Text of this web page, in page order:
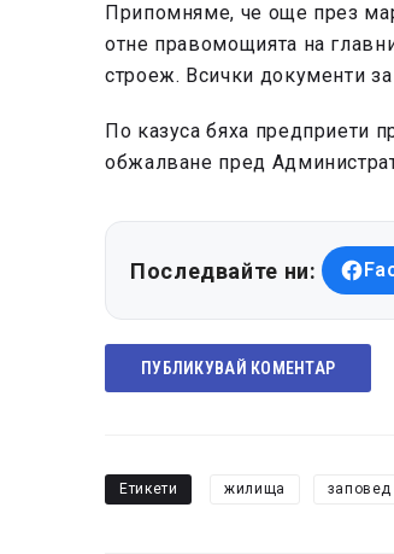
Припомняме, че още през
отне правомощията на
строеж. Всички документи
По казуса бяха предприети
обжалване пред
Последвайте ни:
ПУБЛИКУВАЙ КОМЕНТАР
Етикети жилища заповед